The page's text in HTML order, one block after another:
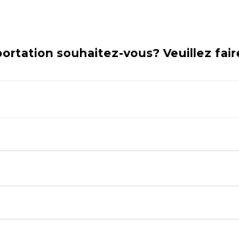
souhaitez-vous? Veuillez